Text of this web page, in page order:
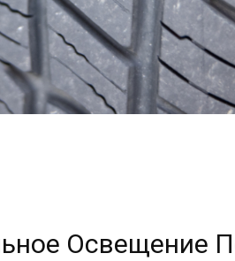
Освещение